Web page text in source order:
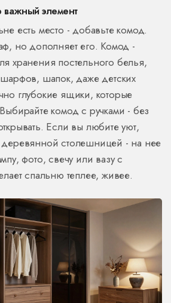
важный элемент
есть место - добавьте комод.
но дополняет его. Комод -
хранения постельного белья,
шапок, даже детских
глубокие ящики, которые
комод с ручками - без
Если вы любите уют,
столешницей - на нее
фото, свечу или вазу с
спальню теплее, живее.